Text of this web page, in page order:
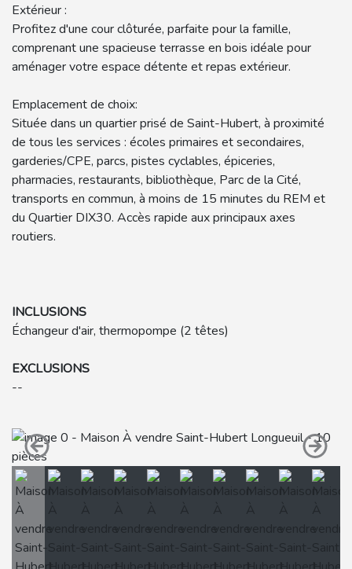
Extérieur :
Profitez d'une cour clôturée, parfaite pour la famille,
comprenant une spacieuse terrasse en bois idéale pour
aménager votre espace détente et repas extérieur.
Emplacement de choix:
Située dans un quartier prisé de Saint-Hubert, à proximité
de tous les services : écoles primaires et secondaires,
garderies/CPE, parcs, pistes cyclables, épiceries,
pharmacies, restaurants, bibliothèque, Parc de la Cité,
transports en commun, à moins de 15 minutes du REM et
du Quartier DIX30. Accès rapide aux principaux axes
routiers.
INCLUSIONS
Échangeur d'air, thermopompe (2 têtes)
EXCLUSIONS
--